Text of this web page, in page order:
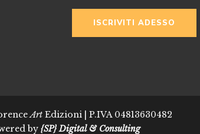
ISCRIVITI ADESSO
Art Edizioni | P.IVA 04813630482
by {SP} Digital & Consulting